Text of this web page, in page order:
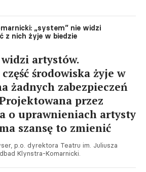
„system” nie widzi
z nich żyje w biedzie
artystów.
środowiska żyje w
żadnych zabezpieczeń
przez
o uprawnieniach artysty
szansę to zmienić
p.o. dyrektora Teatru im. Juliusza
Klynstra-Komarnicki.